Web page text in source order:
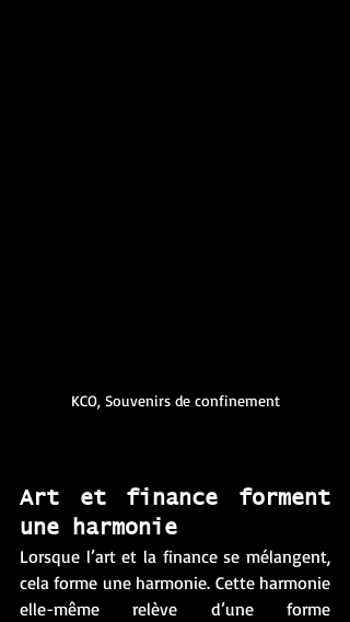
KCO, Souvenirs de confinement
Art et finance forment
une harmonie
Lorsque l’art et la finance se mélangent,
cela forme une harmonie. Cette harmonie
elle-même relève d’une forme